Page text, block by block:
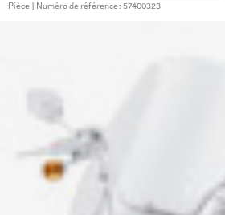
Pièce | Numéro de référence : 57400323